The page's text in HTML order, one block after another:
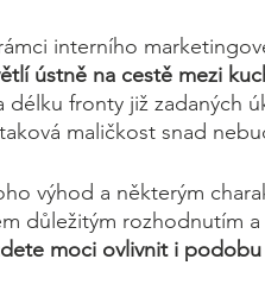
interního
ústně na cestě mezi
fronty již zadaných
maličkost snad
výhod a některým
důležitým rozhodnutím
moci ovlivnit i podobu